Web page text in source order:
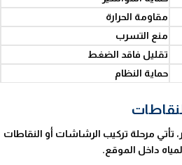
مقاومة الحرارة
منع التسرب
تقليل فاقد الضغط
حماية النظام
تأتي مرحلة تركيب الرشاشات أو النقاطات
داخل الموقع.